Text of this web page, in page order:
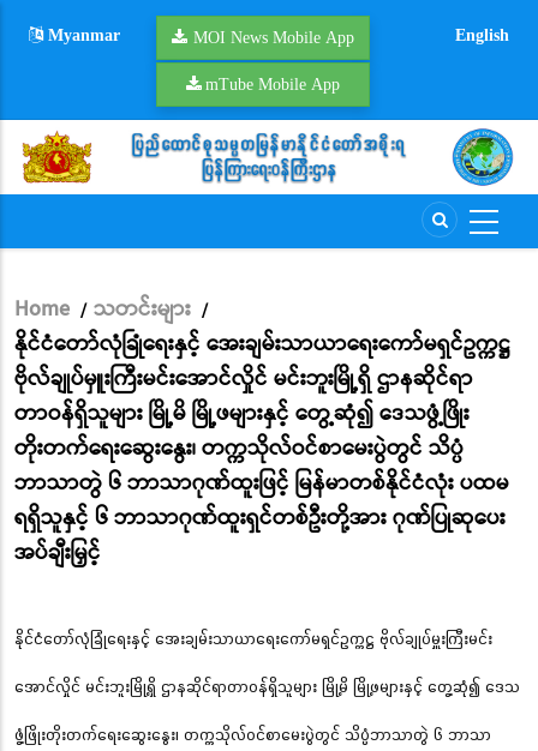
Myanmar MOI News Mobile App
mTube Mobile App
English
Breadcrumb
Home / သတင်းများ /
နိုင်ငံတော်လုံခြုံရေးနှင့် အေးချမ်းသာယာရေးကော်မရှင်ဥက္ကဋ္ဌ
ဗိုလ်ချုပ်မှူးကြီးမင်းအောင်လှိုင် မင်းဘူးမြို့ရှိ ဌာနဆိုင်ရာ
တာဝန်ရှိသူများ မြို့မိ မြို့ဖများနှင့် တွေ့ဆုံ၍ ဒေသဖွံ့ဖြိုး
တိုးတက်ရေးဆွေးနွေး၊ တက္ကသိုလ်ဝင်စာမေးပွဲတွင် သိပ္ပံ
ဘာသာတွဲ ၆ ဘာသာဂုဏ်ထူးဖြင့် မြန်မာတစ်နိုင်ငံလုံး ပထမ
ရရှိသူနှင့် ၆ ဘာသာဂုဏ်ထူးရှင်တစ်ဦးတို့အား ဂုဏ်ပြုဆုပေး
အပ်ချီးမြှင့်
နိုင်ငံတော်လုံခြုံရေးနှင့် အေးချမ်းသာယာရေးကော်မရှင်ဥက္ကဋ္ဌ ဗိုလ်ချုပ်မှူးကြီးမင်း
အောင်လှိုင် မင်းဘူးမြို့ရှိ ဌာနဆိုင်ရာတာဝန်ရှိသူများ မြို့မိ မြို့ဖများနှင့် တွေ့ဆုံ၍ ဒေသ
ဖွံ့ဖြိုးတိုးတက်ရေးဆွေးနွေး၊ တက္ကသိုလ်ဝင်စာမေးပွဲတွင် သိပ္ပံဘာသာတွဲ ၆ ဘာသာ